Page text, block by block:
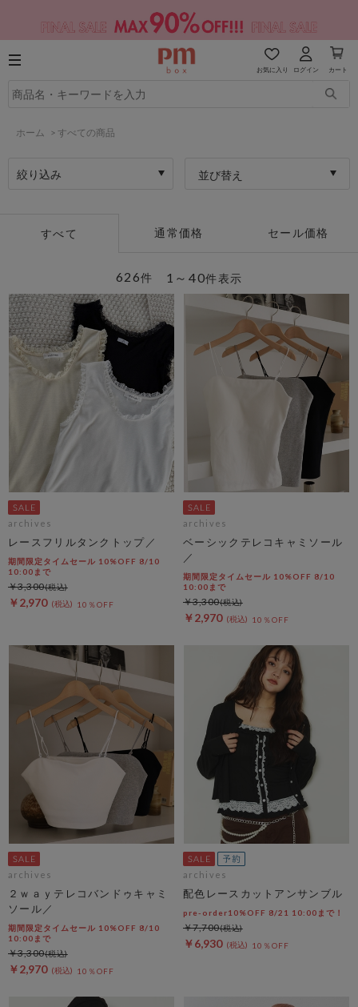
お気に入り ログイン カート
ホーム > すべての商品
絞り込み 並び替え
すべて 通常価格 セール価格
1～40件表示
626件
archives
レースフリルタンクトップ／
期間限定タイムセール 10%OFF 8/10
10:00まで
￥2,970 10％OFF
￥3,300
archives
ベーシックテレコキャミソール
／
期間限定タイムセール 10%OFF 8/10
10:00まで
￥2,970 10％OFF
￥3,300
archives
２ｗａｙテレコバンドゥキャミ
ソール／
期間限定タイムセール 10%OFF 8/10
10:00まで
￥2,970 10％OFF
￥3,300
archives
配色レースカットアンサンブル
pre-order10%OFF 8/21 10:00まで！
￥6,930 10％OFF
￥7,700